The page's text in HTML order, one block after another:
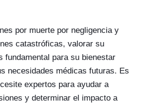
por muerte por negligencia y
catastróficas, valorar su
fundamental para su bienestar
necesidades médicas futuras. Es
expertos para ayudar a
y determinar el impacto a